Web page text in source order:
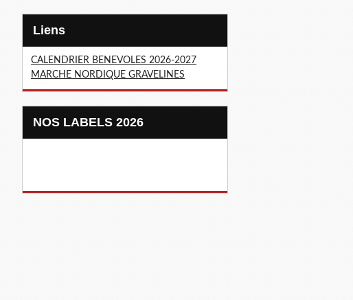
Liens
CALENDRIER BENEVOLES 2026-2027
MARCHE NORDIQUE GRAVELINES
NOS LABELS 2026